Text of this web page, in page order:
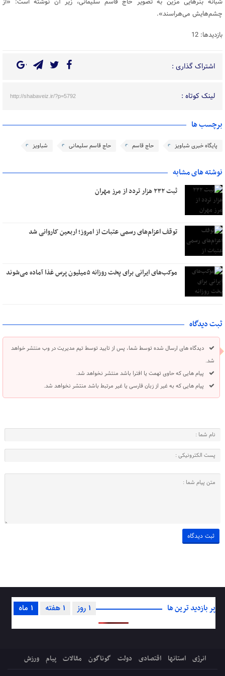
شبانه بنرهایی مزین به تصویر حاج قاسم سلیمانی، زیر آن نوشته است: «از
چشم‌هایش می‌هراسند».
بازدیدها: 12
اشتراک گذاری :
لینک کوتاه : http://shabaveiz.ir/?p=5792
برچسب ها
پایگاه خبری شباویز حاج قاسم حاج قاسم سلیمانی شباویز
نوشته های مشابه
ثبت ۲۳۲ هزار تردد از مرز مهران
توقف اعزام‌‌های رسمی عتبات از امروز؛ اربعین کاروانی شد
موکب‌های ایرانی برای پخت روزانه ۵میلیون پرس غذا آماده می‌شوند
ثبت دیدگاه
دیدگاه های ارسال شده توسط شما، پس از تایید توسط تیم مدیریت در وب منتشر خواهد
شد.
پیام هایی که حاوی تهمت یا افترا باشد منتشر نخواهد شد.
پیام هایی که به غیر از زبان فارسی یا غیر مرتبط باشد منتشر نخواهد شد.
پر بازدید ترین ها 1 ماه 1 هفته 1 روز
انرژی استانها اقتصادی دولت گوناگون مقالات پیام ورزش